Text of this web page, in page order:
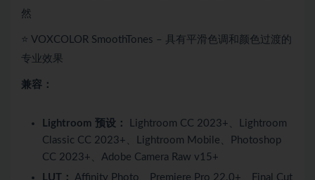
然
⭐ VOXCOLOR SmoothTones – 具有平滑色调和颜色过渡的
专业效果
兼容：
Lightroom 预设：
Lightroom CC 2023+、Lightroom
Classic CC 2023+、Lightroom Mobile、Photoshop
CC 2023+、Adobe Camera Raw v15+
LUT： Affinity Photo、Premiere Pro 22.0+、Final Cut